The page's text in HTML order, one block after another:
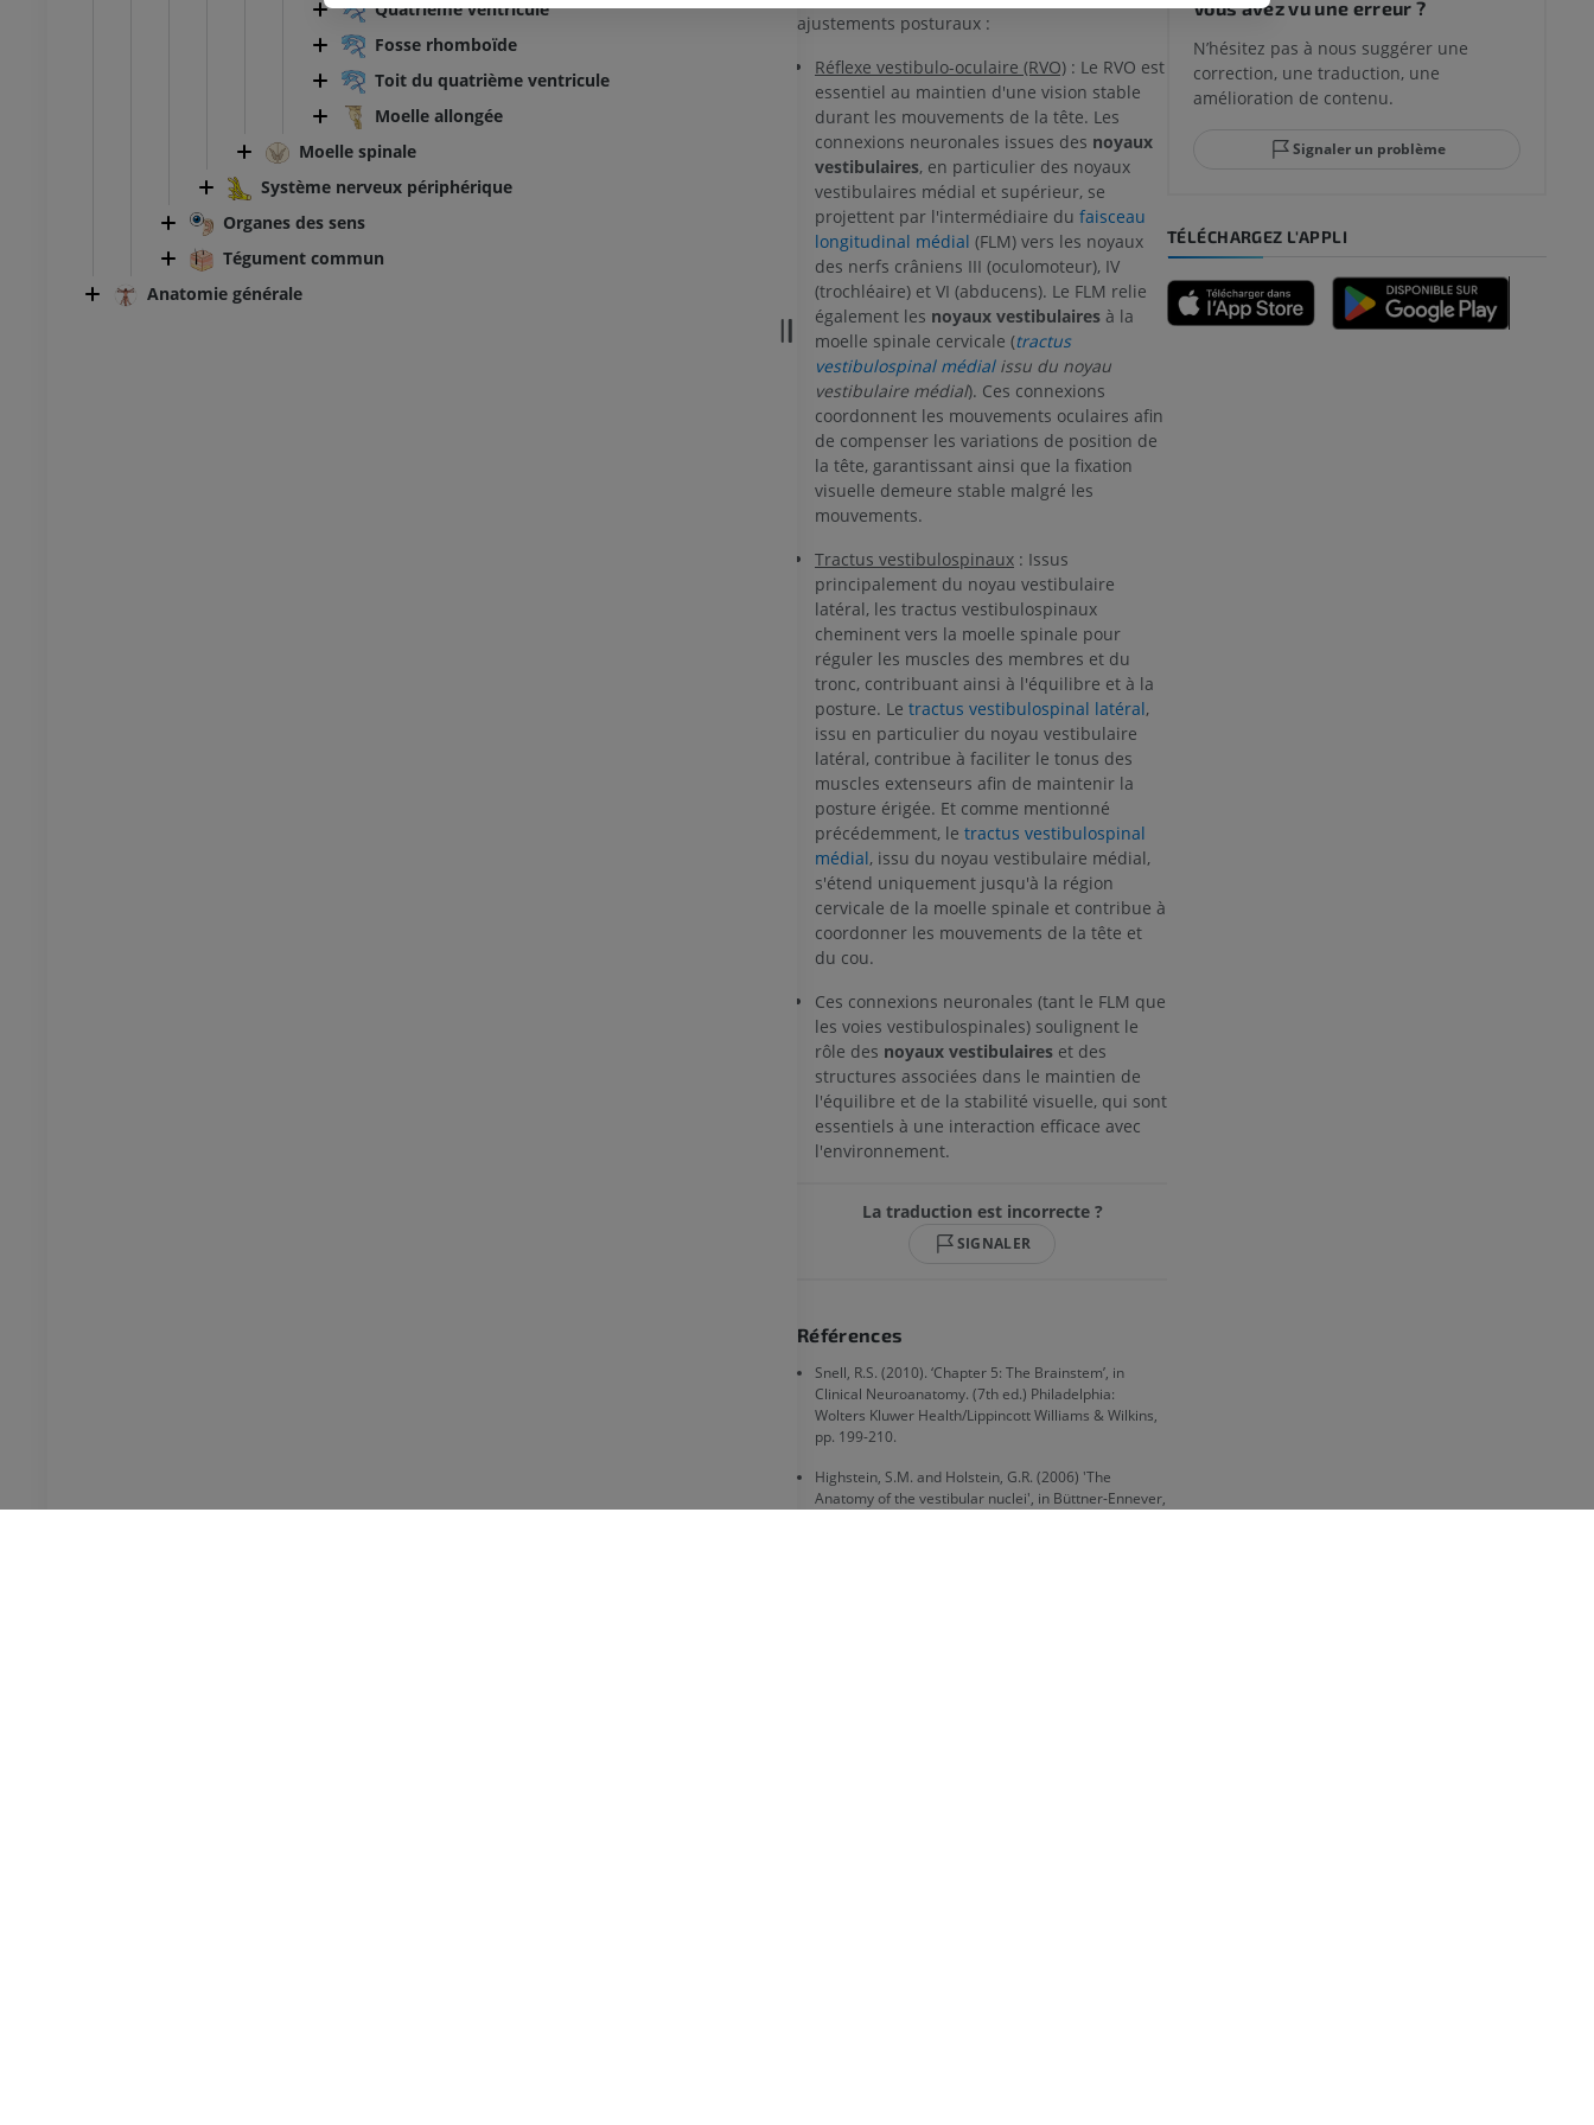
Quatrième ventricule
Fosse rhomboïde
Toit du quatrième ventricule
Moelle allongée
Moelle spinale
Système nerveux périphérique
Organes des sens
Tégument commun
Anatomie générale
ajustements posturaux :
Réflexe vestibulo-oculaire (RVO) : Le RVO est
essentiel au maintien d'une vision stable
durant les mouvements de la tête. Les
connexions neuronales issues des noyaux
vestibulaires, en particulier des noyaux
vestibulaires médial et supérieur, se
projettent par l'intermédiaire du faisceau
longitudinal médial (FLM) vers les noyaux
des nerfs crâniens III (oculomoteur), IV
(trochléaire) et VI (abducens). Le FLM relie
également les noyaux vestibulaires à la
moelle spinale cervicale (tractus
vestibulospinal médial issu du noyau
vestibulaire médial). Ces connexions
coordonnent les mouvements oculaires afin
de compenser les variations de position de
la tête, garantissant ainsi que la fixation
visuelle demeure stable malgré les
mouvements.
Tractus vestibulospinaux : Issus
principalement du noyau vestibulaire
latéral, les tractus vestibulospinaux
cheminent vers la moelle spinale pour
réguler les muscles des membres et du
tronc, contribuant ainsi à l'équilibre et à la
posture. Le tractus vestibulospinal latéral,
issu en particulier du noyau vestibulaire
latéral, contribue à faciliter le tonus des
muscles extenseurs afin de maintenir la
posture érigée. Et comme mentionné
précédemment, le tractus vestibulospinal
médial, issu du noyau vestibulaire médial,
s'étend uniquement jusqu'à la région
cervicale de la moelle spinale et contribue à
coordonner les mouvements de la tête et
du cou.
Ces connexions neuronales (tant le FLM que
les voies vestibulospinales) soulignent le
rôle des noyaux vestibulaires et des
structures associées dans le maintien de
l'équilibre et de la stabilité visuelle, qui sont
essentiels à une interaction efficace avec
l'environnement.
La traduction est incorrecte ?
SIGNALER
Références
Snell, R.S. (2010). ‘Chapter 5: The Brainstem’, in
Clinical Neuroanatomy. (7th ed.) Philadelphia:
Wolters Kluwer Health/Lippincott Williams & Wilkins,
pp. 199-210.
Highstein, S.M. and Holstein, G.R. (2006) 'The
Anatomy of the vestibular nuclei', in Büttner-Ennever,
Artériographie du membre
PREMIUM
IRM de la cheville et de
l'arrière-pied
IRM
PREMIUM
IRM de l’avant-pied
IRM
PREMIUM
Angioscanner des membres
inférieurs
TDM
PREMIUM
Jambe (artères et os)
TDM
Artériographie des membres
inférieurs
Angiographie
Vous avez vu une erreur ?
N’hésitez pas à nous suggérer une
correction, une traduction, une
amélioration de contenu.
Signaler un problème
TÉLÉCHARGEZ L'APPLI